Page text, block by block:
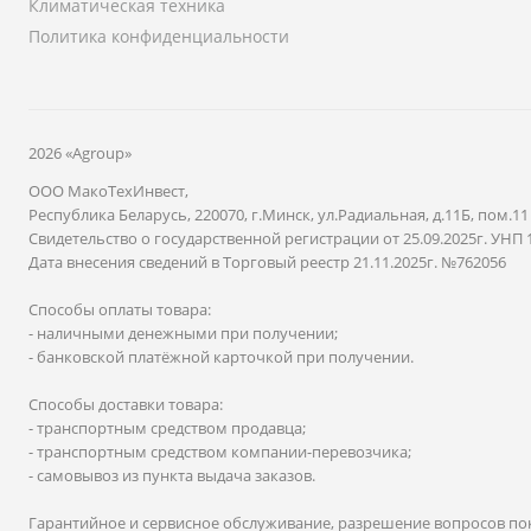
Климатическая техника
Политика конфиденциальности
2026 «Agroup»
ООО МакоТехИнвест,
Республика Беларусь, 220070, г.Минск, ул.Радиальная, д.11Б, пом.11
Свидетельство о государственной регистрации от 25.09.2025г. УНП
Дата внесения сведений в Торговый реестр 21.11.2025г. №762056
Способы оплаты товара:
- наличными денежными при получении;
- банковской платёжной карточкой при получении.
Способы доставки товара:
- транспортным средством продавца;
- транспортным средством компании-перевозчика;
- самовывоз из пункта выдача заказов.
Гарантийное и сервисное обслуживание, разрешение вопросов